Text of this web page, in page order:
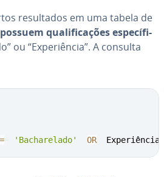
re­sul­ta­dos em uma tabela de
qua­li­fi­ca­ções es­pe­cí­fi­
ou “Ex­pe­ri­ên­cia”. A consulta
= 'Bacharelado' OR